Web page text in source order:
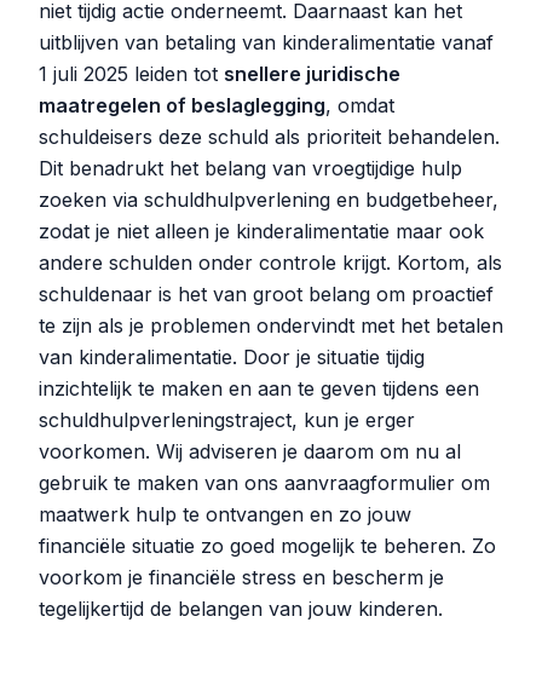
niet tijdig actie onderneemt. Daarnaast kan het
uitblijven van betaling van kinderalimentatie vanaf
1 juli 2025 leiden tot snellere juridische
maatregelen of beslaglegging, omdat
schuldeisers deze schuld als prioriteit behandelen.
Dit benadrukt het belang van vroegtijdige hulp
zoeken via schuldhulpverlening en budgetbeheer,
zodat je niet alleen je kinderalimentatie maar ook
andere schulden onder controle krijgt. Kortom, als
schuldenaar is het van groot belang om proactief
te zijn als je problemen ondervindt met het betalen
van kinderalimentatie. Door je situatie tijdig
inzichtelijk te maken en aan te geven tijdens een
schuldhulpverleningstraject, kun je erger
voorkomen. Wij adviseren je daarom om nu al
gebruik te maken van ons aanvraagformulier om
maatwerk hulp te ontvangen en zo jouw
financiële situatie zo goed mogelijk te beheren. Zo
voorkom je financiële stress en bescherm je
tegelijkertijd de belangen van jouw kinderen.